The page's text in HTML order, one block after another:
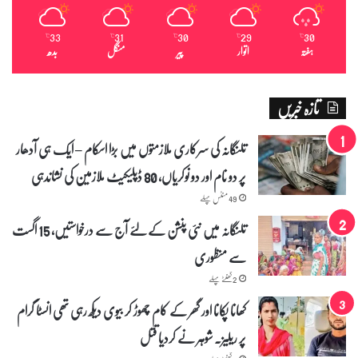
ہ
ب
ا
ا
ث
ر
س
ل
م
ش
خ
ص
ی
ا
ت
ک
30
℃
ہفتہ
29
℃
اتوار
30
℃
پیر
31
℃
منگل
33
℃
بدھ
تازہ خبریں
تلنگانہ کی سرکاری ملازمتوں میں بڑا اسکام – ایک ہی آدھار
پر دو نام اور دو نوکریاں، 80 ڈپلیکیٹ ملازمین کی نشاندہی
49 منٹس پہلے
تلنگانہ میں نئی پنشن کے لئے آج سے درخواستیں، 15 اگست
سے منظوری
2 گھنٹے پہلے
کھانا پکانا اور گھر کے کام چھوڑ کر بیوی دیکھ رہی تھی انسٹا گرام
پر ریلیز۔ شوہر نے کردیا قتل